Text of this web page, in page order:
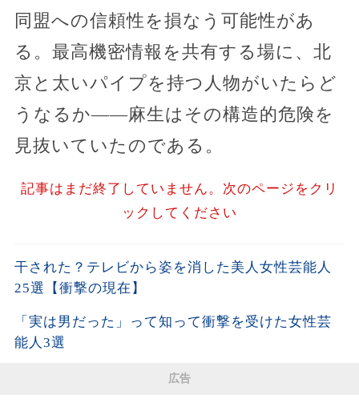
同盟への信頼性を損なう可能性があ
る。最高機密情報を共有する場に、北
京と太いパイプを持つ人物がいたらど
うなるか――麻生はその構造的危険を
見抜いていたのである。
記事はまだ終了していません。次のページをクリ
ックしてください
干された？テレビから姿を消した美人女性芸能人
25選【衝撃の現在】
「実は男だった」って知って衝撃を受けた女性芸
能人3選
広告